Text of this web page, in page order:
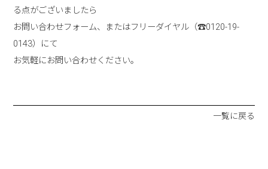
る点がございましたら
お問い合わせフォーム、またはフリーダイヤル（☎0120-19-
0143）にて
お気軽にお問い合わせください。
一覧に戻る